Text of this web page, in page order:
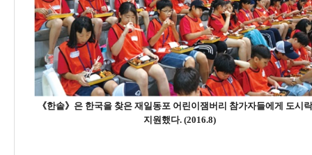
《한솥》은 한국을 찾은 재일동포 어린이잼버리 참가자들에게 도시
지원했다. (2016.8)